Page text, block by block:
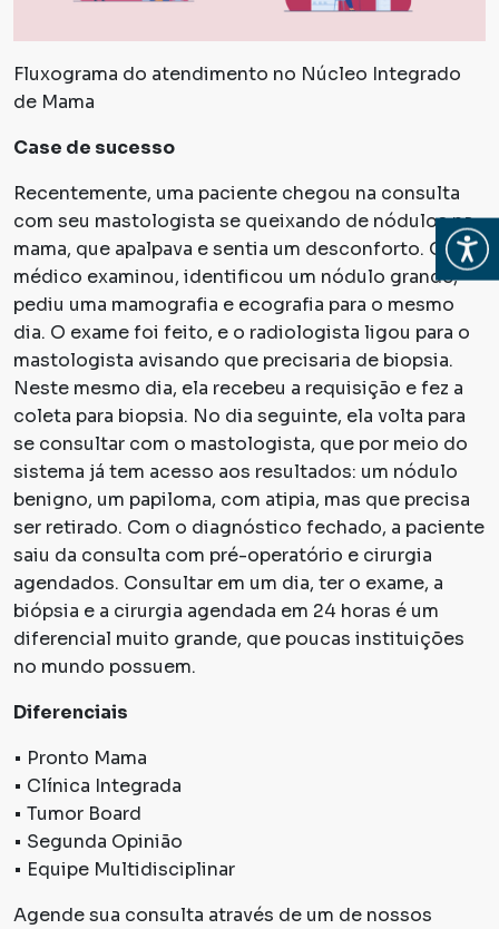
Abrir
Fluxograma do atendimento no Núcleo Integrado
de Mama
Case de sucesso
Recentemente, uma paciente chegou na consulta
com seu mastologista se queixando de nódulos na
mama, que apalpava e sentia um desconforto. O
médico examinou, identificou um nódulo grande,
pediu uma mamografia e ecografia para o mesmo
dia. O exame foi feito, e o radiologista ligou para o
mastologista avisando que precisaria de biopsia.
Neste mesmo dia, ela recebeu a requisição e fez a
coleta para biopsia. No dia seguinte, ela volta para
se consultar com o mastologista, que por meio do
sistema já tem acesso aos resultados: um nódulo
benigno, um papiloma, com atipia, mas que precisa
ser retirado. Com o diagnóstico fechado, a paciente
saiu da consulta com pré-operatório e cirurgia
agendados. Consultar em um dia, ter o exame, a
biópsia e a cirurgia agendada em 24 horas é um
diferencial muito grande, que poucas instituições
no mundo possuem.
Diferenciais
• Pronto Mama
• Clínica Integrada
• Tumor Board
• Segunda Opinião
• Equipe Multidisciplinar
Agende sua consulta através de um de nossos